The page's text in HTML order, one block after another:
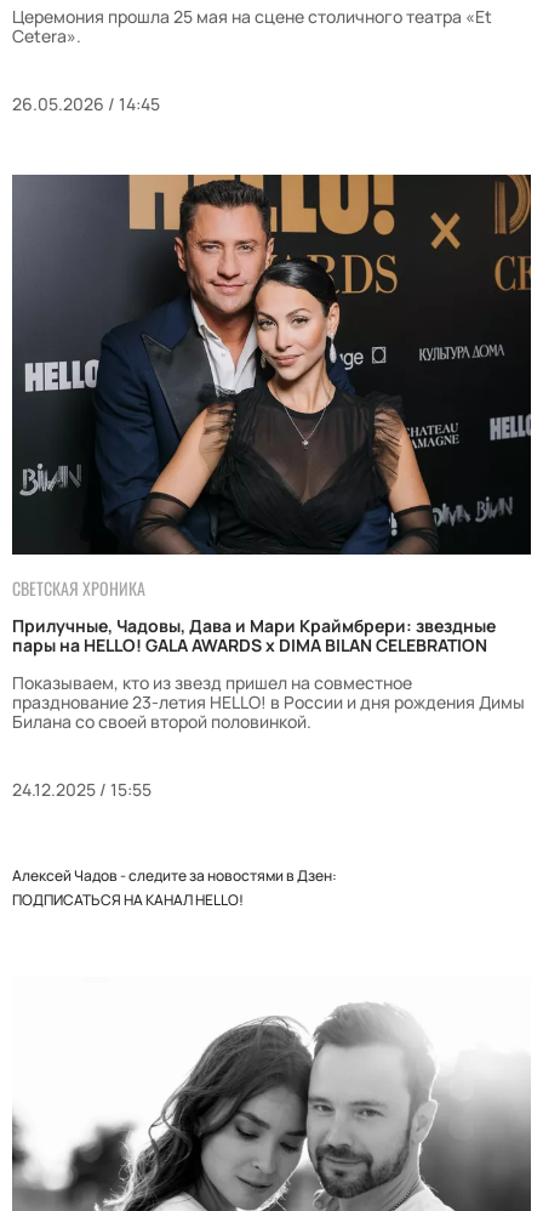
Церемония прошла 25 мая на сцене столичного театра «Et
Cetera».
26.05.2026 / 14:45
СВЕТСКАЯ ХРОНИКА
Прилучные, Чадовы, Дава и Мари Краймбрери: звездные
пары на HELLO! GALA AWARDS х DIMA BILAN CELEBRATION
Показываем, кто из звезд пришел на совместное
празднование 23-летия HELLO! в России и дня рождения Димы
Билана со своей второй половинкой.
24.12.2025 / 15:55
Алексей Чадов - следите за новостями в Дзен:
ПОДПИСАТЬСЯ НА КАНАЛ HELLO!